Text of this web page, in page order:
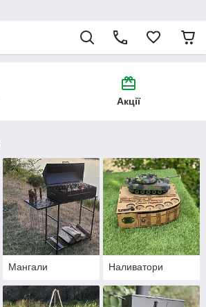
Акції
Мангали Наливатори